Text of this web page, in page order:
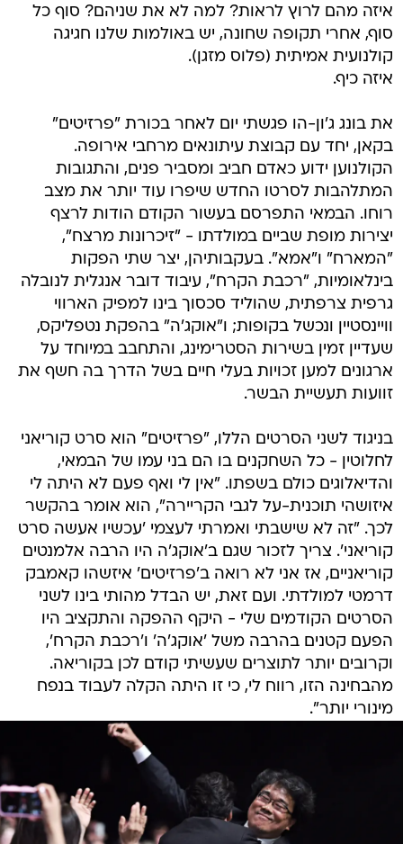
איזה מהם לרוץ לראות? למה לא את שניהם? סוף כל
סוף, אחרי תקופה שחונה, יש באולמות שלנו חגיגה
קולנועית אמיתית (פלוס מזגן).
איזה כיף.
את בונג ג'ון-הו פגשתי יום לאחר בכורת "פרזיטים"
בקאן, יחד עם קבוצת עיתונאים מרחבי אירופה.
הקולנוען ידוע כאדם חביב ומסביר פנים, והתגובות
המתלהבות לסרטו החדש שיפרו עוד יותר את מצב
רוחו. הבמאי התפרסם בעשור הקודם הודות לרצף
יצירות מופת שביים במולדתו - "זיכרונות מרצח",
"המארח" ו"אמא". בעקבותיהן, יצר שתי הפקות
בינלאומיות, "רכבת הקרח", עיבוד דובר אנגלית לנובלה
גרפית צרפתית, שהוליד סכסוך בינו למפיק הארווי
וויינסטיין ונכשל בקופות; ו"אוקג'ה" בהפקת נטפליקס,
שעדיין זמין בשירות הסטרימינג, והתחבב במיוחד על
ארגונים למען זכויות בעלי חיים בשל הדרך בה חשף את
זוועות תעשיית הבשר.
בניגוד לשני הסרטים הללו, "פרזיטים" הוא סרט קוריאני
לחלוטין - כל השחקנים בו הם בני עמו של הבמאי,
והדיאלוגים כולם בשפתו. "אין לי ואף פעם לא היתה לי
איזושהי תוכנית-על לגבי הקריירה", הוא אומר בהקשר
לכך. "זה לא שישבתי ואמרתי לעצמי 'עכשיו אעשה סרט
קוריאני'. צריך לזכור שגם ב'אוקג'ה היו הרבה אלמנטים
קוריאניים, אז אני לא רואה ב'פרזיטים' איזשהו קאמבק
דרמטי למולדתי. ועם זאת, יש הבדל מהותי בינו לשני
הסרטים הקודמים שלי - היקף ההפקה והתקציב היו
הפעם קטנים בהרבה משל 'אוקג'ה' ו'רכבת הקרח',
וקרובים יותר לתוצרים שעשיתי קודם לכן בקוריאה.
מהבחינה הזו, רווח לי, כי זו היתה הקלה לעבוד בנפח
מינורי יותר".